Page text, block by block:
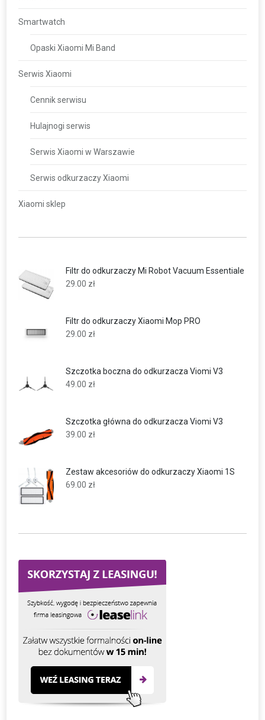
Smartwatch
Opaski Xiaomi Mi Band
Serwis Xiaomi
Cennik serwisu
Hulajnogi serwis
Serwis Xiaomi w Warszawie
Serwis odkurzaczy Xiaomi
Xiaomi sklep
Filtr do odkurzaczy Mi Robot Vacuum Essentiale
29.00 zł
Filtr do odkurzaczy Xiaomi Mop PRO
29.00 zł
Szczotka boczna do odkurzacza Viomi V3
49.00 zł
Szczotka główna do odkurzacza Viomi V3
39.00 zł
Zestaw akcesoriów do odkurzaczy Xiaomi 1S
69.00 zł